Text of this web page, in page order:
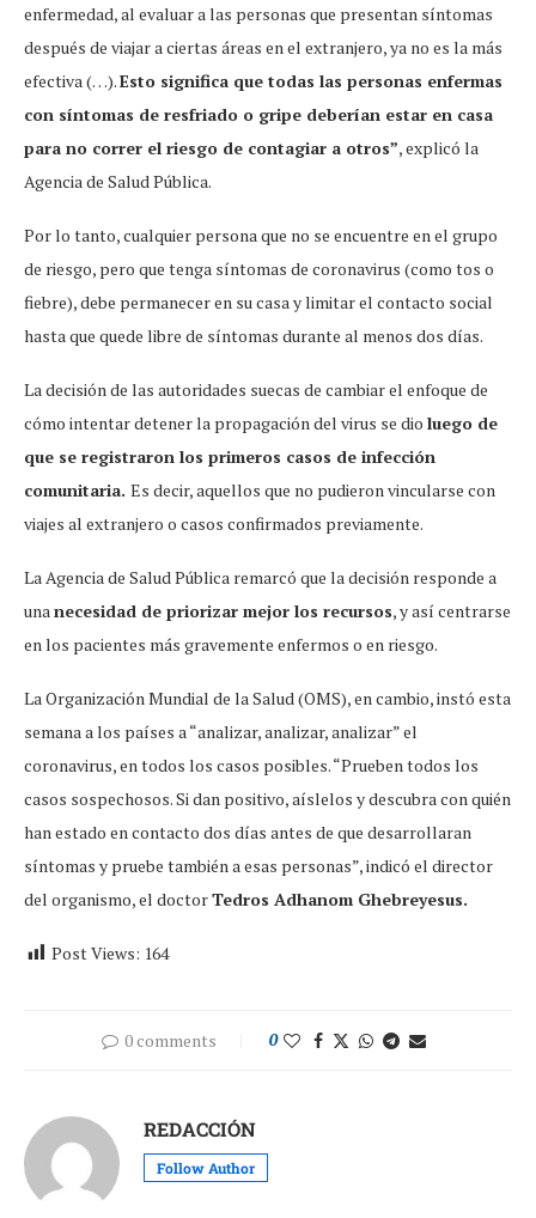
enfermedad, al evaluar a las personas que presentan síntomas
después de viajar a ciertas áreas en el extranjero, ya no es la más
efectiva (…).Esto significa que todas las personas enfermas
con síntomas de resfriado o gripe deberían estar en casa
para no correr el riesgo de contagiar a otros”, explicó la
Agencia de Salud Pública.
Por lo tanto, cualquier persona que no se encuentre en el grupo
de riesgo, pero que tenga síntomas de coronavirus (como tos o
fiebre), debe permanecer en su casa y limitar el contacto social
hasta que quede libre de síntomas durante al menos dos días.
La decisión de las autoridades suecas de cambiar el enfoque de
cómo intentar detener la propagación del virus se dio luego de
que se registraron los primeros casos de infección
comunitaria. Es decir, aquellos que no pudieron vincularse con
viajes al extranjero o casos confirmados previamente.
La Agencia de Salud Pública remarcó que la decisión responde a
una necesidad de priorizar mejor los recursos, y así centrarse
en los pacientes más gravemente enfermos o en riesgo.
La Organización Mundial de la Salud (OMS), en cambio, instó esta
semana a los países a “analizar, analizar, analizar” el
coronavirus, en todos los casos posibles. “Prueben todos los
casos sospechosos. Si dan positivo, aíslelos y descubra con quién
han estado en contacto dos días antes de que desarrollaran
síntomas y pruebe también a esas personas”, indicó el director
del organismo, el doctorTedros Adhanom Ghebreyesus.
Post Views: 164
0 comments 0
REDACCIÓN
Follow Author